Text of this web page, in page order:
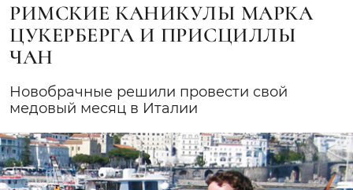
РИМСКИЕ КАНИКУЛЫ МАРКА
ЦУКЕРБЕРГА И ПРИСЦИЛЛЫ
ЧАН
Новобрачные решили провести свой
медовый месяц в Италии